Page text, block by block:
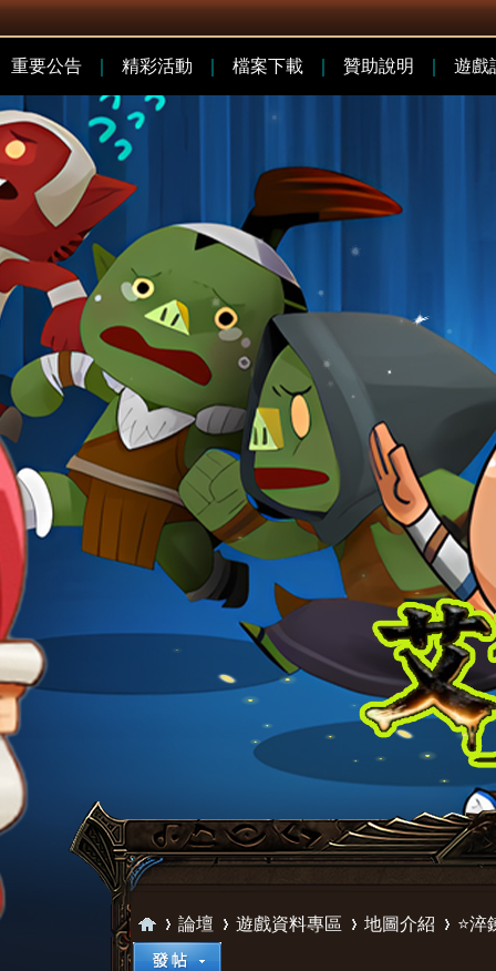
論壇 遊戲資料專區 地圖介紹 ⭐